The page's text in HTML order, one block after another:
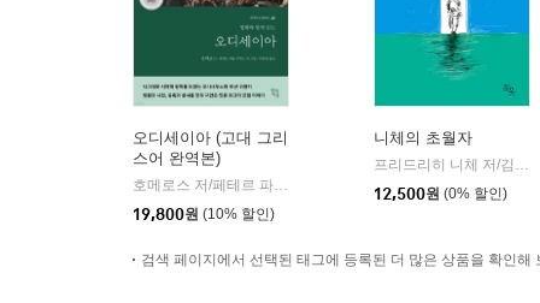
오디세이아 (고대 그리
스어 완역본)
| 현대지성
19,800원 (10% 할인)
니체의 초월자
12,500원 (0% 할인)
검색 페이지에서 선택된 태그에 등록된 더 많은 상품을 확인해